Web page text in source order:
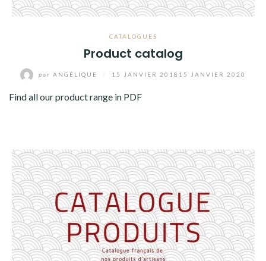
CATALOGUES
Product catalog
par ANGÉLIQUE 15 JANVIER 2018 15 JANVIER 2020
Find all our product range in PDF